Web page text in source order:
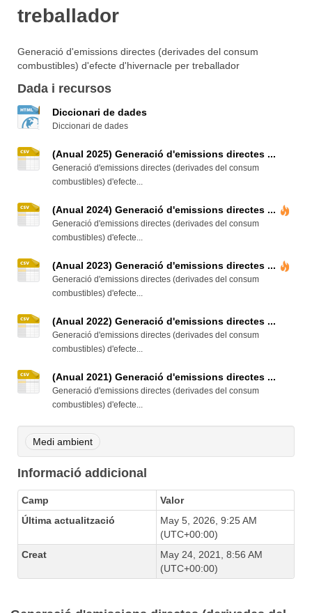
treballador
Generació d'emissions directes (derivades del consum
combustibles) d'efecte d'hivernacle per treballador
Dada i recursos
Diccionari de dades
Diccionari de dades
(Anual 2025) Generació d'emissions directes ...
Generació d'emissions directes (derivades del consum
combustibles) d'efecte...
(Anual 2024) Generació d'emissions directes ...
Generació d'emissions directes (derivades del consum
combustibles) d'efecte...
(Anual 2023) Generació d'emissions directes ...
Generació d'emissions directes (derivades del consum
combustibles) d'efecte...
(Anual 2022) Generació d'emissions directes ...
Generació d'emissions directes (derivades del consum
combustibles) d'efecte...
(Anual 2021) Generació d'emissions directes ...
Generació d'emissions directes (derivades del consum
combustibles) d'efecte...
Medi ambient
Informació addicional
Camp
Valor
Última actualització
May 5, 2026, 9:25 AM
(UTC+00:00)
Creat
May 24, 2021, 8:56 AM
(UTC+00:00)